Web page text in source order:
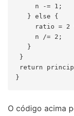
     n -= 1;
   } else {
ratio = 2
     n /= 2;
   }
}
return
O código acima